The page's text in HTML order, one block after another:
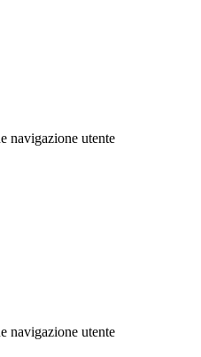
navigazione utente
navigazione utente